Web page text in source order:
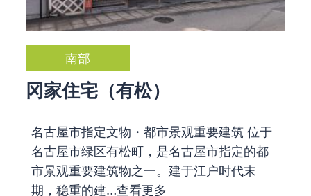
南部
冈家住宅（有松）
名古屋市指定文物・都市景观重要建筑 位于
名古屋市绿区有松町，是名古屋市指定的都
市景观重要建筑物之一。建于江户时代末
期，稳重的建…查看更多